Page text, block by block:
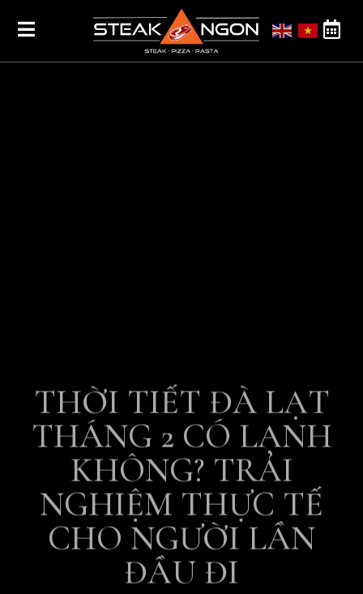
THỜI TIẾT ĐÀ LẠT
THÁNG 2 CÓ LẠNH
KHÔNG? TRẢI
NGHIỆM THỰC TẾ
CHO NGƯỜI LẦN
ĐẦU ĐI